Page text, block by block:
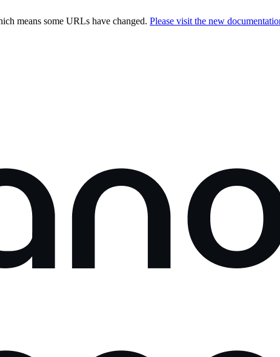
means some URLs have changed. Please visit the new